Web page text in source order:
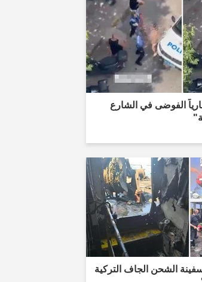
الفوضى في الشارع
الشحن الجاف التركية